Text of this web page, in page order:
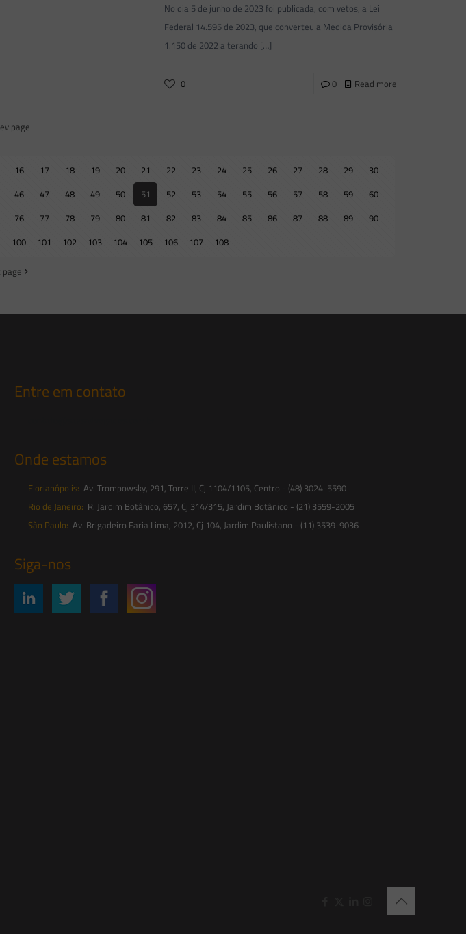
No dia 5 de junho de 2023 foi publicada, com vetos, a Lei
Federal 14.595 de 2023, que converteu a Medida Provisória
1.150 de 2022 alterando […]
0 0 Read more
page
16 17 18 19 20 21 22 23 24 25 26 27 28 29
30
46 47 48 49 50 51 52 53 54 55 56 57 58 59
60
76 77 78 79 80 81 82 83 84 85 86 87 88 89
90
100 101 102 103 104 105 106 107 108
Entre em contato
Onde estamos
Florianópolis: Av. Trompowsky, 291, Torre II, Cj 1104/1105, Centro - (48) 3024-5590
Rio de Janeiro: R. Jardim Botânico, 657, Cj 314/315, Jardim Botânico - (21) 3559-2005
São Paulo: Av. Brigadeiro Faria Lima, 2012, Cj 104, Jardim Paulistano - (11) 3539-9036
Siga-nos